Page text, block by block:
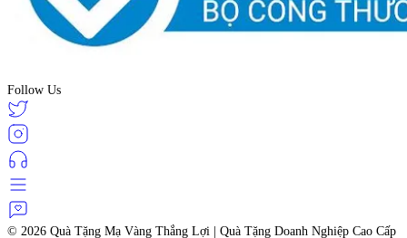
Follow Us
© 2026 Quà Tặng Mạ Vàng Thắng Lợi | Quà Tặng Doanh Nghiệp Cao Cấp